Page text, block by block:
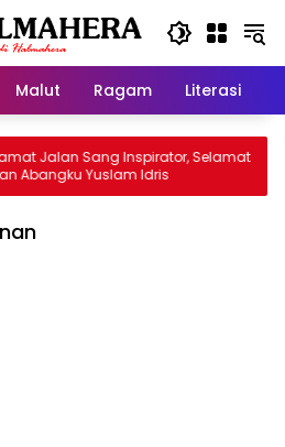
Malut Ragam Literasi
Sang Inspirator, Selamat
Yuslam Idris